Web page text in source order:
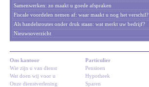
Samenwerken: zo maakt u goede afspraken
Fiscale voordelen nemen af: waar maakt u nog het verschil?
Als handelsroutes onder druk staan: wat merkt uw bedrijf?
Nieuwsoverzicht
Ons kantoor
Wie zijn u van dienst
Wat doen wij voor u
Onze dienstverlening
Particulier
Pensioen
Hypotheek
Sparen